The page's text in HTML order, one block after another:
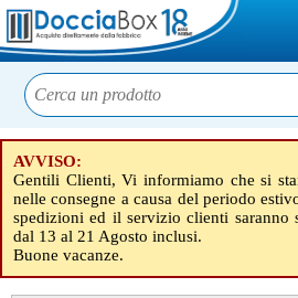
AVVISO:
Gentili Clienti, Vi informiamo che si
nelle consegne a causa del periodo
spedizioni ed il servizio clienti saranno
dal 13 al 21 Agosto inclusi.
Buone vacanze.